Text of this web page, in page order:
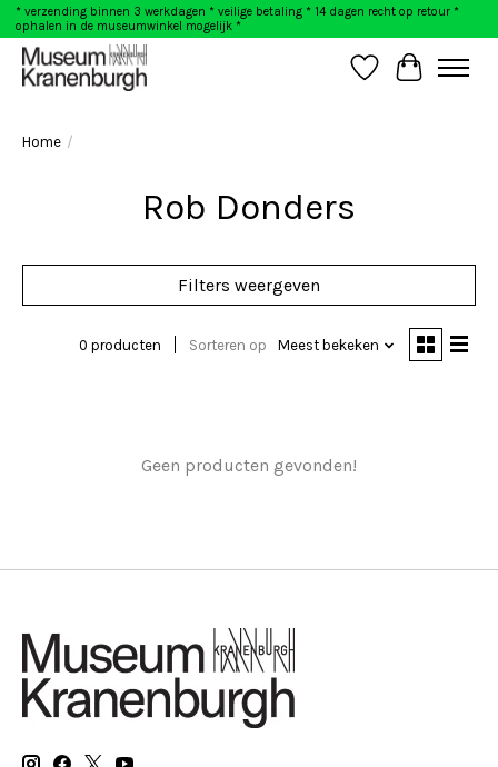
* verzending binnen 3 werkdagen * veilige betaling * 14 dagen recht op retour *
ophalen in de museumwinkel mogelijk *
Verlanglijst
Home /
Rob Donders
Filters weergeven
0 producten Sorteren op Meest bekeken
Geen producten gevonden!